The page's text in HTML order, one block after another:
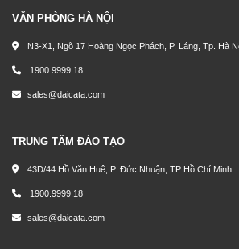
VĂN PHÒNG HÀ NỘI
N3-X1, Ngõ 17 Hoàng Ngọc Phách, P. Láng, Tp. Hà
1900.9999.18
sales@daicata.com
TRUNG TÂM ĐÀO TẠO
43D/44 Hồ Văn Huê, P. Đức Nhuận, TP Hồ Chí Minh
1900.9999.18
sales@daicata.com